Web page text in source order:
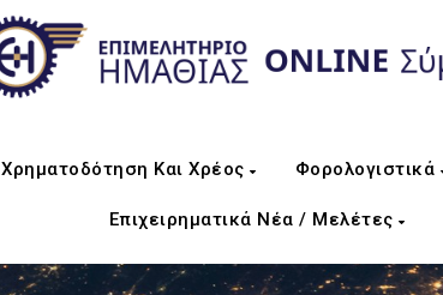
Χρηματοδότηση Και Χρέος Φορολογιστικά
Επιχειρηματικά Νέα / Μελέτες